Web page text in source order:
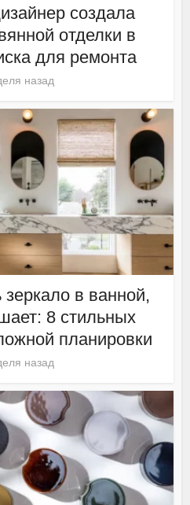
создала
отделки в
для ремонта
назад
зеркало в ванной,
8 стильных
планировки
назад